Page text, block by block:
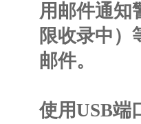
用邮件通知
限收录中）
邮件。
使用USB端